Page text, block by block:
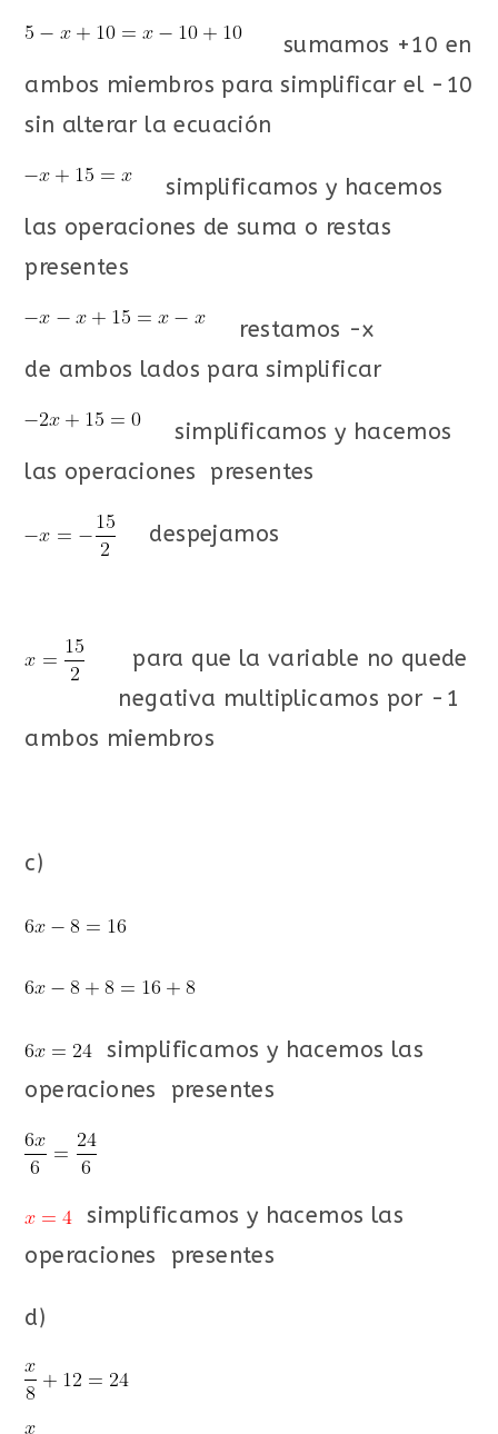
sumamos +10 en
ambos miembros para simplificar el -10
sin alterar la ecuación
simplificamos y hacemos
las operaciones de suma o restas
presentes
restamos -x
de ambos lados para simplificar
simplificamos y hacemos
las operaciones presentes
despejamos
para que la variable no quede
negativa multiplicamos por -1
ambos miembros
c)
simplificamos y hacemos las
operaciones presentes
simplificamos y hacemos las
operaciones presentes
d)